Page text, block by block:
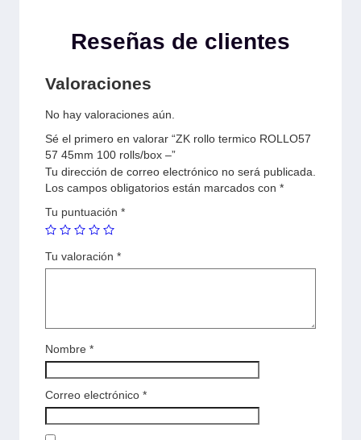
Reseñas de clientes
Valoraciones
No hay valoraciones aún.
Sé el primero en valorar “ZK rollo termico ROLLO57
57 45mm 100 rolls/box –”
Tu dirección de correo electrónico no será publicada.
Los campos obligatorios están marcados con *
Tu puntuación *
Tu valoración *
Nombre *
Correo electrónico *